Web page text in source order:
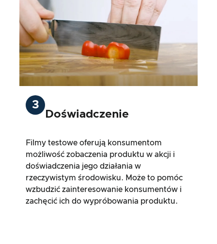
3
Doświadczenie
Filmy testowe oferują konsumentom
możliwość zobaczenia produktu w akcji i
doświadczenia jego działania w
rzeczywistym środowisku. Może to pomóc
wzbudzić zainteresowanie konsumentów i
zachęcić ich do wypróbowania produktu.